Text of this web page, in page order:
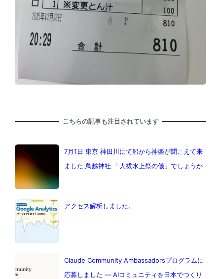
こちらの記事も注目されています
7月1日 東京 神田川にて船から神楽が聞こえて来
ました 鳥越神社 「大祓水上祭の儀」でしょうか
アクセス解析しました。
Claude Community Ambassadorsプログラムに
応募しました — AIコミュニティを日本でつくり